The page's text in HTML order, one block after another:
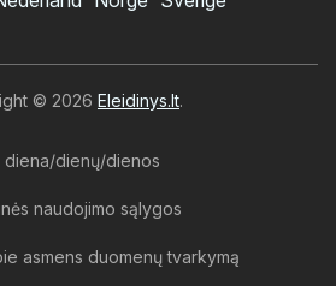
© 2026 Eleidinys.lt.
diena/dienų/dienos
naudojimo sąlygos
asmens duomenų tvarkymą